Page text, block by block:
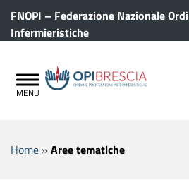
FNOPI – Federazione Nazionale
Infermieristiche
Home » Aree tematiche